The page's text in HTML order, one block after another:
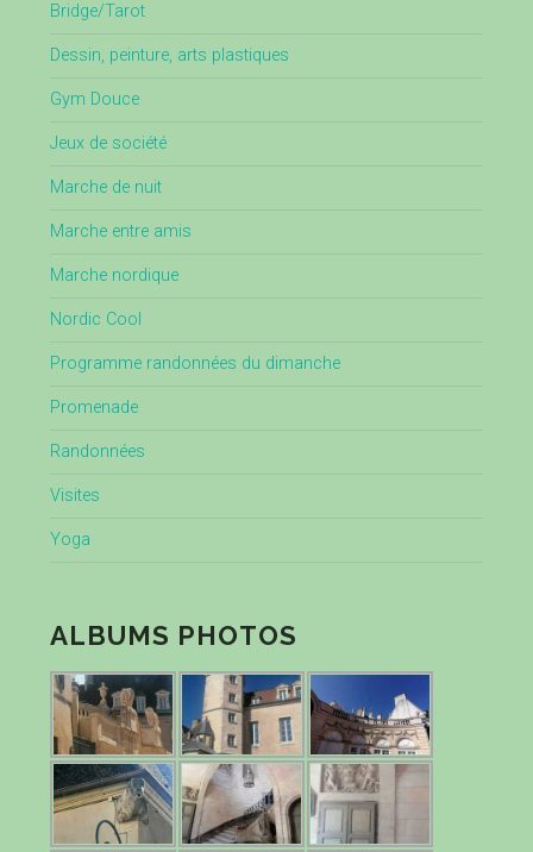
Bridge/Tarot
Dessin, peinture, arts plastiques
Gym Douce
Jeux de société
Marche de nuit
Marche entre amis
Marche nordique
Nordic Cool
Programme randonnées du dimanche
Promenade
Randonnées
Visites
Yoga
ALBUMS PHOTOS